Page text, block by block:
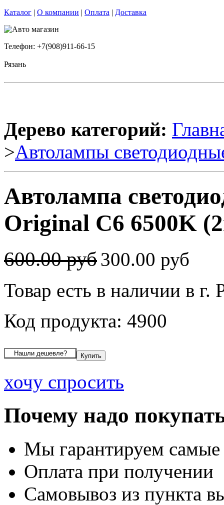
Каталог | О компании | Оплата | Доставка
Телефон: +7(908)911-66-15
Рязань
Дерево категорий:
>Автолампы
Автолампа
Original C6 6500K
600.00 руб300.00 руб
Товар есть в наличии в г.
Код продукта: 4900
хочу спросить
Почему надо
Мы гарантируем
Оплата при получении
Самовывоз из пункта